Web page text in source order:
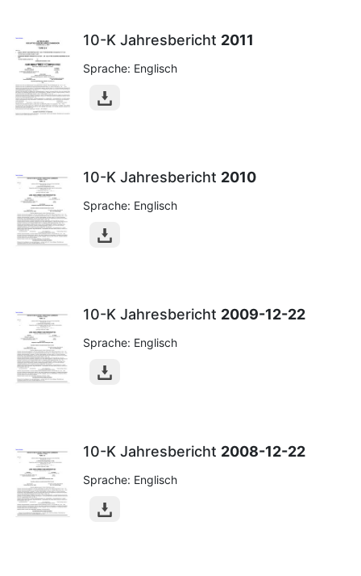
10-K Jahresbericht 2011
Sprache: Englisch
10-K Jahresbericht 2010
Sprache: Englisch
10-K Jahresbericht 2009-12-22
Sprache: Englisch
10-K Jahresbericht 2008-12-22
Sprache: Englisch